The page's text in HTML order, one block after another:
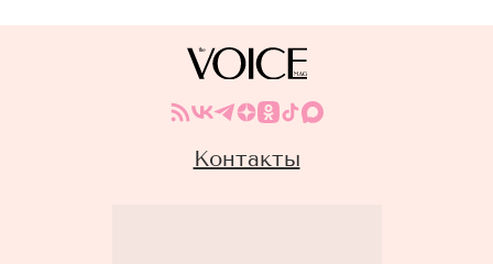
Контакты